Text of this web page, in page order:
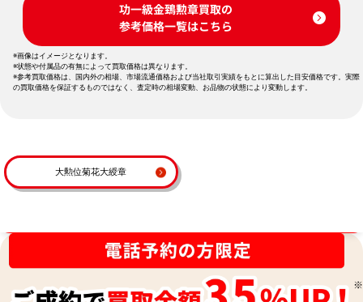
功一級金鵄勲章買取の
参考価格一覧はこちら
※画像はイメージとなります。
※状態や付属品の有無によって買取価格は異なります。
※参考買取価格は、国内外の相場、市場流通価格および当社取引実績をもとに算出した目安価格です。実際
の買取価格を保証するものではなく、査定時の相場変動、お品物の状態により変動します。
大勲位菊花大綬章